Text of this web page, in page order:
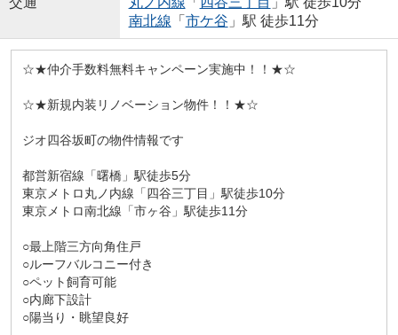
南北線 「 市ケ谷 」駅 徒歩11分
☆★仲介手数料無料キャンペーン実施中！！★☆
☆★新規内装リノベーション物件！！★☆
ジオ四谷坂町の物件情報です
都営新宿線「曙橋」駅徒歩5分
東京メトロ丸ノ内線「四谷三丁目」駅徒歩10分
東京メトロ南北線「市ヶ谷」駅徒歩11分
○最上階三方向角住戸
○ルーフバルコニー付き
○ペット飼育可能
○内廊下設計
○陽当り・眺望良好